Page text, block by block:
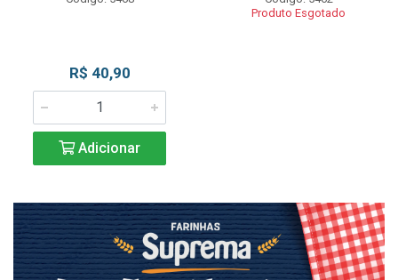
R$ 40,90
Adicionar
Produto Esgotado